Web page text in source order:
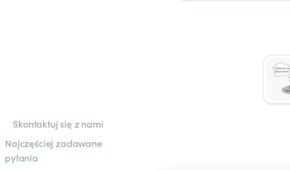
Skontaktuj się z nami
Najczęściej zadawane
pytania